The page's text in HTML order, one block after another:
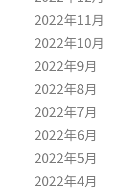
2022年11月
2022年10月
2022年9月
2022年8月
2022年7月
2022年6月
2022年5月
2022年4月